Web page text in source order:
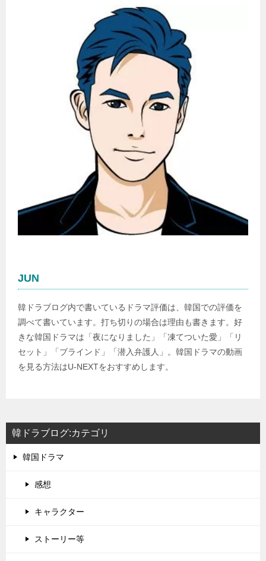
JUN
韓ドラブログ内で書いているドラマ評価は、韓国での評価を
調べて書いています。打ち切りの場合は理由も書きます。好
きな韓国ドラマは「夜になりました」「凍てついた愛」「リ
セット」「ブラインド」「潜入弁護人」。韓国ドラマの動画
を見る方法はU-NEXTをおすすめします。
韓ドラブログ:カテゴリ
韓国ドラマ
感想
キャラクター
ストーリー等